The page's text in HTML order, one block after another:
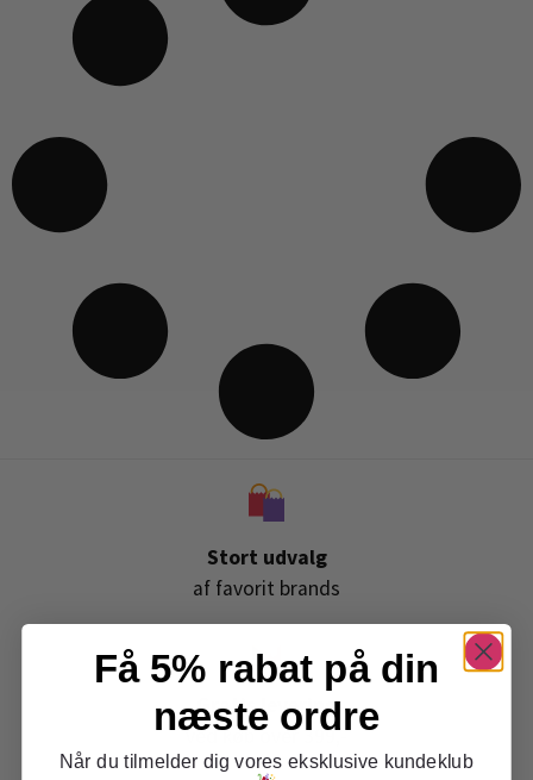
Stort udvalg
af favorit brands
Gratis levering
ved køb over 399,-
Få 5% rabat på din
næste ordre
Når du tilmelder dig vores eksklusive kundeklub